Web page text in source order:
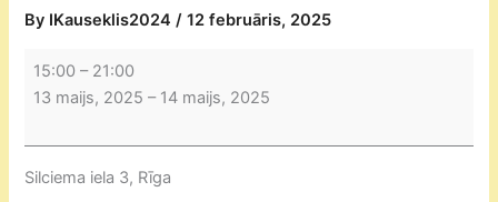
By IKauseklis2024/12 februāris, 2025
Rīgas
bērnu
jauniešu
centra
15:00 – 21:00
13 maijs, 2025 – 14 maijs, 2025
Silciema iela 3, Rīga